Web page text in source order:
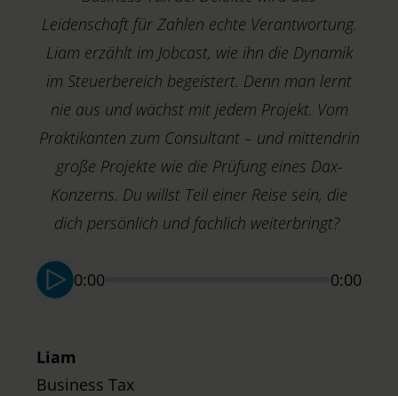
Leidenschaft für Zahlen echte Verantwortung.
Liam erzählt im Jobcast, wie ihn die Dynamik
im Steuerbereich begeistert. Denn man lernt
nie aus und wächst mit jedem Projekt. Vom
Praktikanten zum Consultant – und mittendrin
große Projekte wie die Prüfung eines Dax-
Konzerns. Du willst Teil einer Reise sein, die
dich persönlich und fachlich weiterbringt?
0:00 0:00
Liam
Business Tax